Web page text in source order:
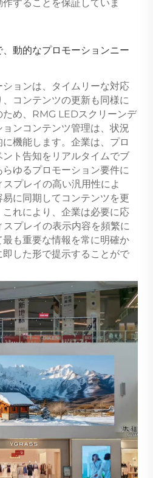
することを保証していま
動的なプロモーションニー
ョンは、タイムリーな対応
コンテンツの更新も同様に
め、RMG LEDスクリーンデ
ンコンテンツ管理は、状況
機能します。企業は、プロ
ト告知をリアルタイムでブ
ゆるプロモーション要件に
プレイの高い汎用性によ
に同期してコンテンツを更
れにより、企業は必要に応
プレイの表示内容を頻繁に
も重要な情報を常に明確か
した形で提示することがで